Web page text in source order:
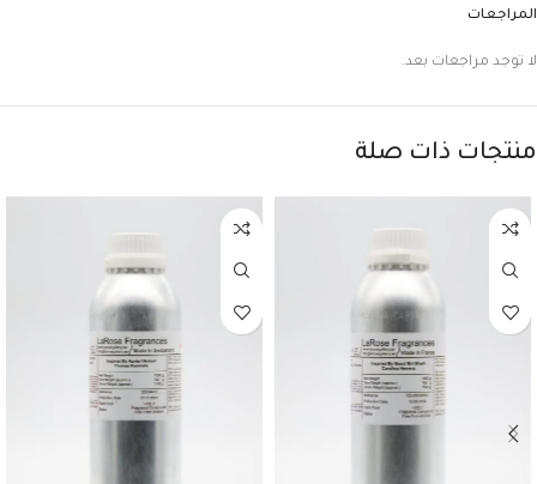
المراجعات
لا توجد مراجعات بعد.
منتجات ذات صلة